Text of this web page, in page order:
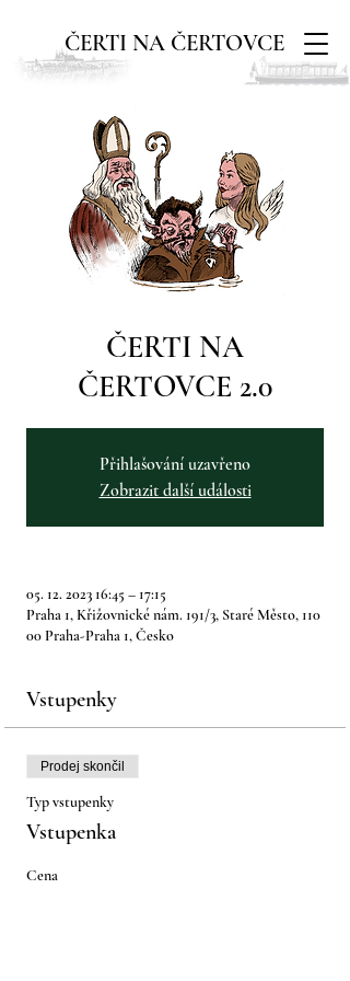
ČERTI NA ČERTOVCE
ČERTI NA
ČERTOVCE 2.0
Přihlašování uzavřeno
Zobrazit další události
05. 12. 2023 16:45 – 17:15
Praha 1, Křižovnické nám. 191/3, Staré Město, 110
00 Praha-Praha 1, Česko
Vstupenky
Prodej skončil
Typ vstupenky
Vstupenka
Cena